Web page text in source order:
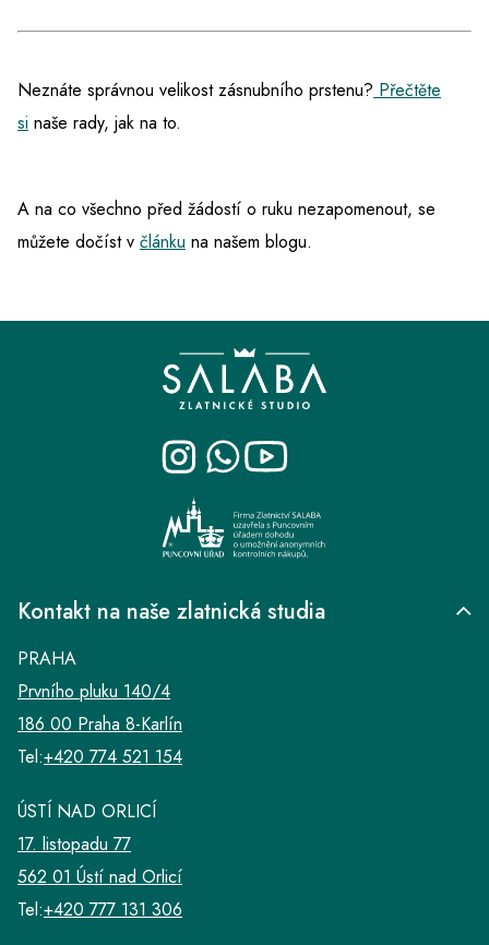
Neznáte správnou velikost zásnubního prstenu? Přečtěte
si naše rady, jak na to.
A na co všechno před žádostí o ruku nezapomenout, se
můžete dočíst v článku na našem blogu.
Kontakt na naše zlatnická studia
PRAHA
Prvního pluku 140/4
186 00 Praha 8-Karlín
Tel:+420 774 521 154
ÚSTÍ NAD ORLICÍ
17. listopadu 77
562 01 Ústí nad Orlicí
Tel:+420 777 131 306